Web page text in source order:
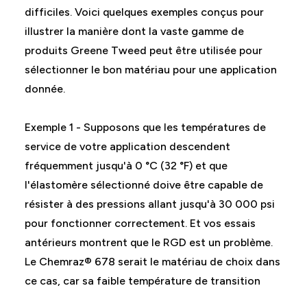
difficiles. Voici quelques exemples conçus pour
illustrer la manière dont la vaste gamme de
produits Greene Tweed peut être utilisée pour
sélectionner le bon matériau pour une application
donnée.
Exemple 1 - Supposons que les températures de
service de votre application descendent
fréquemment jusqu'à 0 °C (32 °F) et que
l'élastomère sélectionné doive être capable de
résister à des pressions allant jusqu'à 30 000 psi
pour fonctionner correctement. Et vos essais
antérieurs montrent que le RGD est un problème.
Le Chemraz® 678 serait le matériau de choix dans
ce cas, car sa faible température de transition